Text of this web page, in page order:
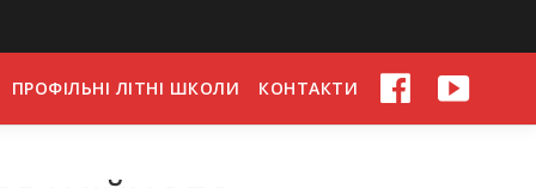
ПРОФІЛЬНІ ЛІТНІ ШКОЛИ КОНТАКТИ FACEBOOK